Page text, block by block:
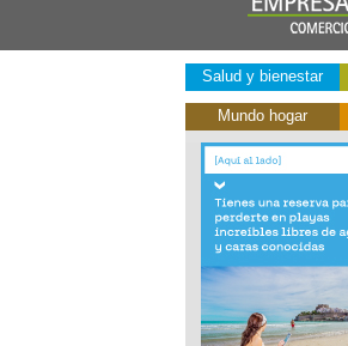
Salud y bienestar
Mundo hogar